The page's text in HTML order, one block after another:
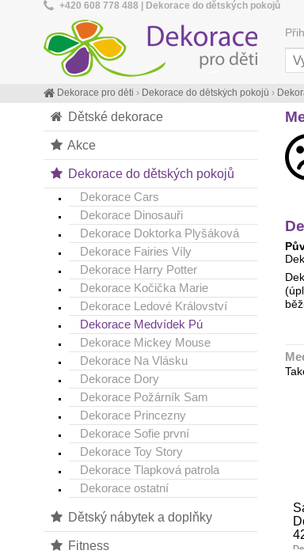
Dětské dekorace
Akce
Dekorace do dětských pokojů
Dekorace Cars
Dekorace Dinosauři
Dekorace Doktorka Plyšáková
Dekorace Fairies Víly
Dekorace Harry Potter
Dekorace Kočička Marie
Dekorace Ledové Království
Dekorace Medvídek Pú
Dekorace Mickey Mouse
Dekorace Na Vlásku
Dekorace Dory
Dekorace Požárník Sam
Dekorace Princezny
Dekorace Sofie první
Dekorace Toy Story
Dekorace Tlapková patrola
Dekorace ostatní
Dětský nábytek a doplňky
Fitness
Dekorace pro děti › Dekorace do dětských pokojů ›
+420 608 778 488 | Dekorace do dětských pokojů